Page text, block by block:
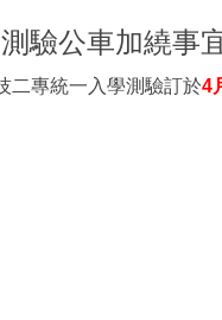
驗公車加繞事
二專統一入學測驗訂於4